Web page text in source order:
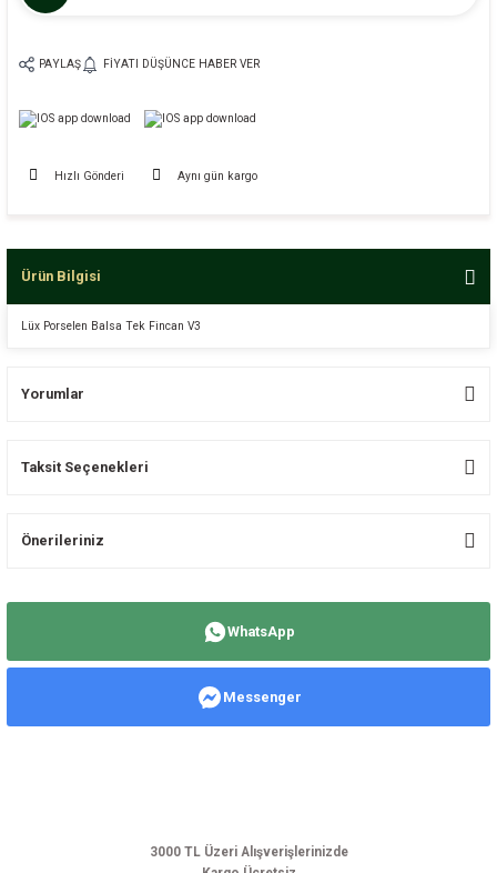
PAYLAŞ FIYATI DÜŞÜNCE HABER VER
Hızlı Gönderi Aynı gün kargo
Ürün Bilgisi
Lüx Porselen Balsa Tek Fincan V3
Yorumlar
Taksit Seçenekleri
Önerileriniz
Ürün resmi kalitesiz, bozuk veya görüntülenemiyor.
WhatsApp
Messenger
3000 TL Üzeri Alışverişlerinizde